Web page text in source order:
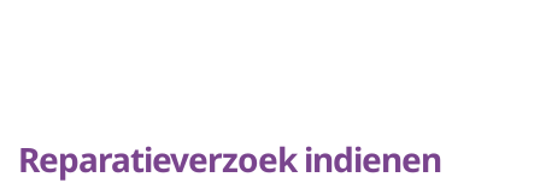
Reparatieverzoek indienen